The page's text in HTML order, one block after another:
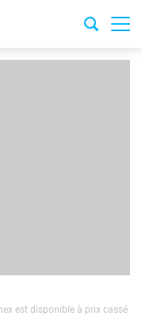
est disponible à prix cassé